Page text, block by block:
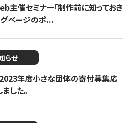
主催セミナー「制作前に知っておき
グページのポ...
らせ
2023年度小さな団体の寄付募集応
した。